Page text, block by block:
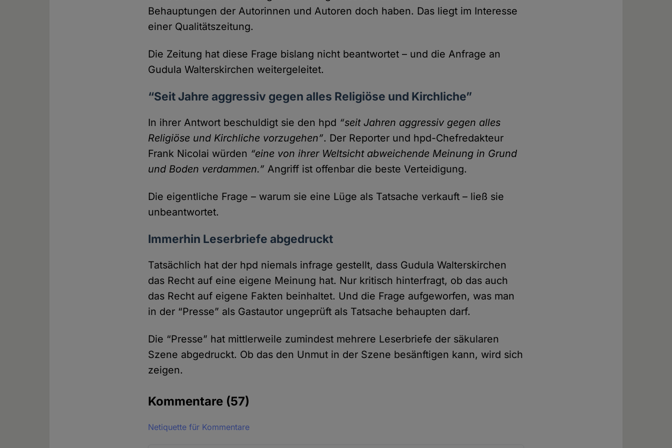
Behauptungen der Autorinnen und Autoren doch haben. Das liegt im Interesse
einer Qualitäts­zeitung.
Die Zeitung hat diese Frage bislang nicht beantwortet – und die Anfrage an
Gudula Walterskirchen weitergeleitet.
“Seit Jahre aggressiv gegen alles Religiöse und Kirchliche”
In ihrer Antwort beschuldigt sie den hpd “seit Jahren aggressiv gegen alles
Religiöse und Kirchliche vorzu­gehen”. Der Reporter und hpd-Chef­redakteur
Frank Nicolai würden “eine von ihrer Welt­sicht abweichende Meinung in Grund
und Boden verdammen.” Angriff ist offenbar die beste Verteidigung.
Die eigentliche Frage – warum sie eine Lüge als Tat­sache verkauft – ließ sie
unbeantwortet.
Immerhin Leserbriefe abgedruckt
Tatsächlich hat der hpd niemals infrage gestellt, dass Gudula Walterskirchen
das Recht auf eine eigene Meinung hat. Nur kritisch hinter­fragt, ob das auch
das Recht auf eigene Fakten beinhaltet. Und die Frage aufge­worfen, was man
in der “Presse” als Gast­autor ungeprüft als Tatsache behaupten darf.
Die “Presse” hat mittler­weile zumindest mehrere Leser­briefe der säkularen
Szene abge­druckt. Ob das den Unmut in der Szene besänftigen kann, wird sich
zeigen.
Kommentare (57)
Netiquette für Kommentare